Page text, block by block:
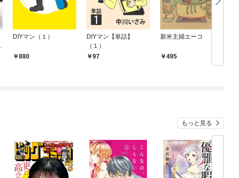
DIYマン（１）
880
DIYマン【単話】
（１）
97
新米主婦エーコ
495
もっと見る